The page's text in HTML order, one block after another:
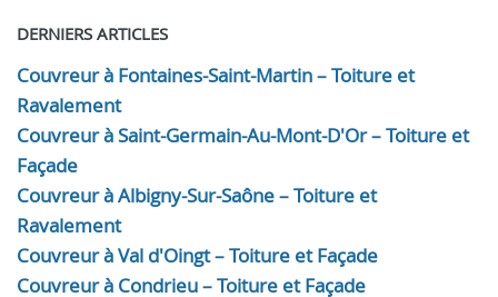
DERNIERS ARTICLES
Couvreur à Fontaines-Saint-Martin – Toiture et
Ravalement
Couvreur à Saint-Germain-Au-Mont-D'Or – Toiture et
Façade
Couvreur à Albigny-Sur-Saône – Toiture et
Ravalement
Couvreur à Val d'Oingt – Toiture et Façade
Couvreur à Condrieu – Toiture et Façade